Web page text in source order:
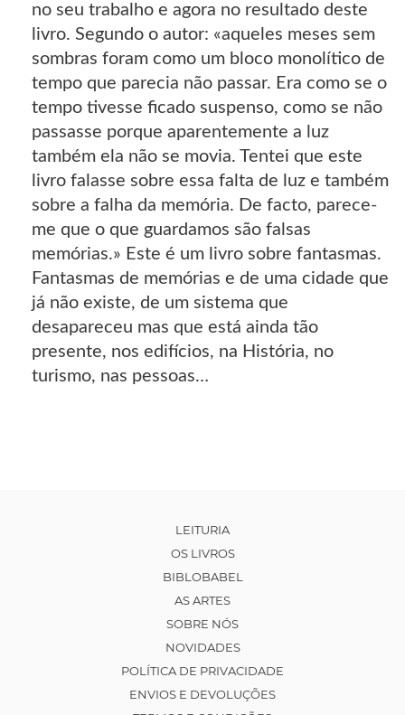
no seu trabalho e agora no resultado deste
livro. Segundo o autor: «aqueles meses sem
sombras foram como um bloco monolítico de
tempo que parecia não passar. Era como se o
tempo tivesse ficado suspenso, como se não
passasse porque aparentemente a luz
também ela não se movia. Tentei que este
livro falasse sobre essa falta de luz e também
sobre a falha da memória. De facto, parece-
me que o que guardamos são falsas
memórias.» Este é um livro sobre fantasmas.
Fantasmas de memórias e de uma cidade que
já não existe, de um sistema que
desapareceu mas que está ainda tão
presente, nos edifícios, na História, no
turismo, nas pessoas…
LEITURIA
OS LIVROS
BIBLOBABEL
AS ARTES
SOBRE NÓS
NOVIDADES
POLÍTICA DE PRIVACIDADE
ENVIOS E DEVOLUÇÕES